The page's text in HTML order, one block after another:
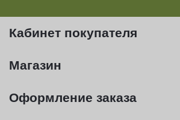
Кабинет покупателя
Магазин
Оформление заказа